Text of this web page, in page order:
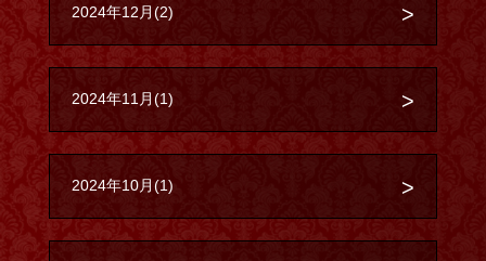
2024年12月(2)
2024年11月(1)
2024年10月(1)